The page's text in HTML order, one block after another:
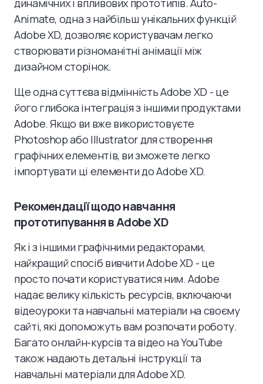
динамічних і впливових прототипів. Auto-
Animate, одна з найбільш унікальних функцій
Adobe XD, дозволяє користувачам легко
створювати різноманітні анімації між
дизайном сторінок.
Ще одна суттєва відмінність Adobe XD - це
його глибока інтеграція з іншими продуктами
Adobe. Якщо ви вже використовуєте
Photoshop або Illustrator для створення
графічних елементів, ви зможете легко
імпортувати ці елементи до Adobe XD.
Рекомендації щодо навчання
прототипування в Adobe XD
Як і з іншими графічними редакторами,
найкращий спосіб вивчити Adobe XD - це
просто почати користуватися ним. Adobe
надає велику кількість ресурсів, включаючи
відеоуроки та навчальні матеріали на своєму
сайті, які допоможуть вам розпочати роботу.
Багато онлайн-курсів та відео на YouTube
також надають детальні інструкції та
навчальні матеріали для Adobe XD.